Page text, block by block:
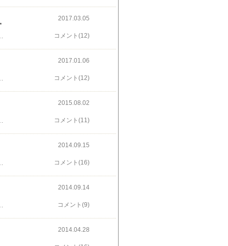
ク）へ 2017.03.05
コメント(12)
2017.01.06
コメント(12)
2015.08.02
コメント(11)
2014.09.15
コメント(16)
2014.09.14
コメント(9)
2014.04.28